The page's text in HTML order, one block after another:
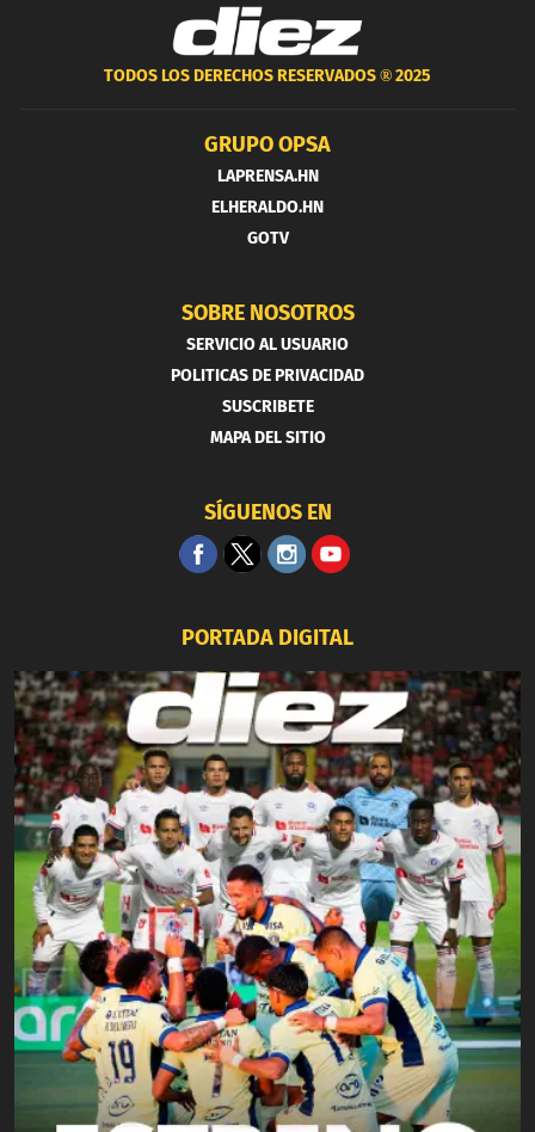
TODOS LOS DERECHOS RESERVADOS ®2025
GRUPO OPSA
LAPRENSA.HN
ELHERALDO.HN
GOTV
SOBRE NOSOTROS
SERVICIO AL USUARIO
POLITICAS DE PRIVACIDAD
SUSCRIBETE
MAPA DEL SITIO
SÍGUENOS EN
PORTADA DIGITAL